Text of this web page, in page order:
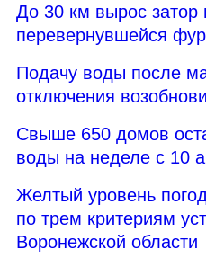
До 30 км вырос
перевернувшейся
Подачу воды после
отключения
Свыше 650 домов
воды на неделе с 10
Желтый уровень
по трем критериям
Воронежской области